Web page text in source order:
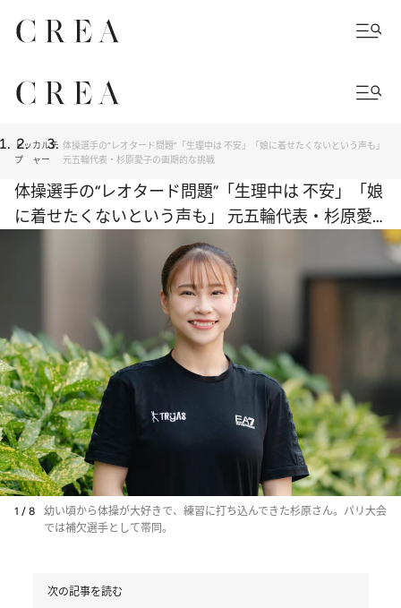
トッ
プ
カルチ
ャー
体操選手の“レオタード問題”「生理中は 不安」「娘に着せたくないという声も」
元五輪代表・杉原愛子の画期的な挑戦
体操選手の“レオタード問題”「生理中は 不安」「娘
に着せたくないという声も」 元五輪代表・杉原愛
1 / 8
幼い頃から体操が大好きで、練習に打ち込んできた杉原さん。パリ大会
では補欠選手として帯同。
次の記事を読む